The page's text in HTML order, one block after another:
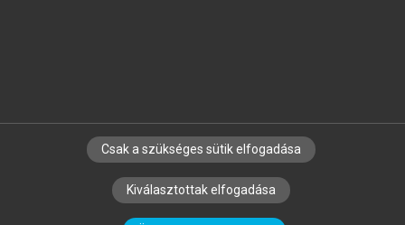
SZERZŐKNEK CÉGEKNEK KÖNYVTÁROSOKNAK
SZERKESZTÉSI ÉS LEKTORÁLÁSI ALAPELVEK
Csak a szükséges sütik elfogadása
Kiválasztottak elfogadása